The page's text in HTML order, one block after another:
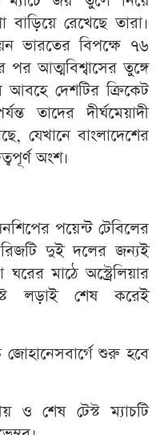
রেখেছে তারা।
ভারতের বিপক্ষে ৭৬
পর আত্মবিশ্বাসের তুঙ্গে
দেশটির ক্রিকেট
তাদের দীর্ঘমেয়াদী
যেখানে বাংলাদেশের
অংশ।
পয়েন্ট টেবিলের
দুই দলের জন্যই
ঘরের মাঠে অস্ট্রেলিয়ার
লড়াই শেষ করেই
জোহানেসবার্গে শুরু হবে
ও শেষ টেস্ট ম্যাচটি